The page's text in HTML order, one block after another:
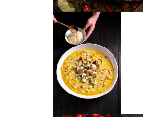
酸菜鱼
酸菜鱼